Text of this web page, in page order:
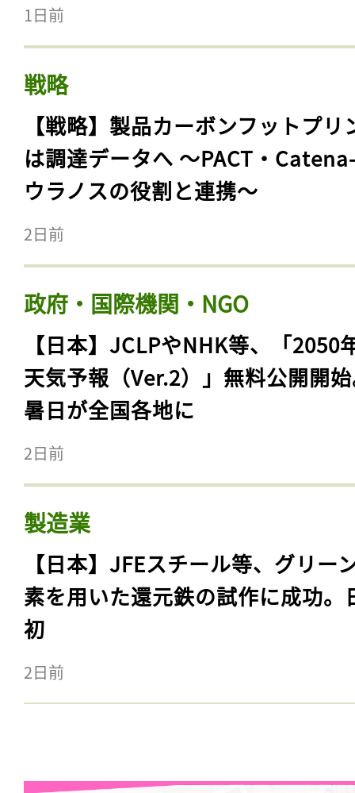
1日前
戦略
【戦略】製品カーボンフットプリ
は調達データへ 〜PACT・
ウラノスの役割と連携〜
2日前
政府・国際機関・NGO
【日本】JCLPやNHK等、「2050
天気予報（Ver.2）」無料公開開
暑日が全国各地に
2日前
製造業
【日本】JFEスチール等、グリー
素を用いた還元鉄の試作に成功。
初
2日前